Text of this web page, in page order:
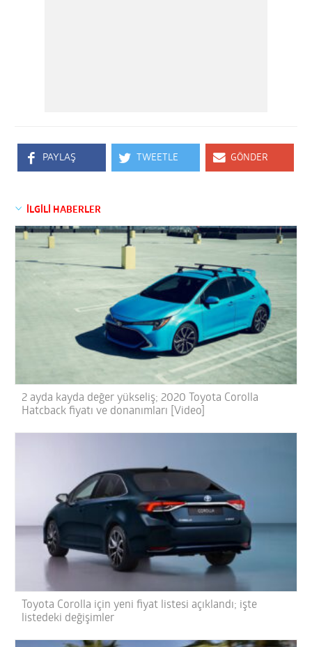
PAYLAŞ TWEETLE GÖNDER
İLGİLİ HABERLER
2 ayda kayda değer yükseliş; 2020 Toyota Corolla
Hatcback fiyatı ve donanımları [Video]
Toyota Corolla için yeni fiyat listesi açıklandı; işte
listedeki değişimler